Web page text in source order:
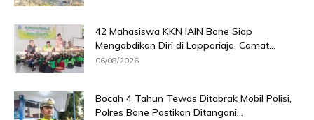
42 Mahasiswa KKN IAIN Bone Siap
Mengabdikan Diri di Lappariaja, Camat...
06/08/2026
Bocah 4 Tahun Tewas Ditabrak Mobil Polisi,
Polres Bone Pastikan Ditangani...